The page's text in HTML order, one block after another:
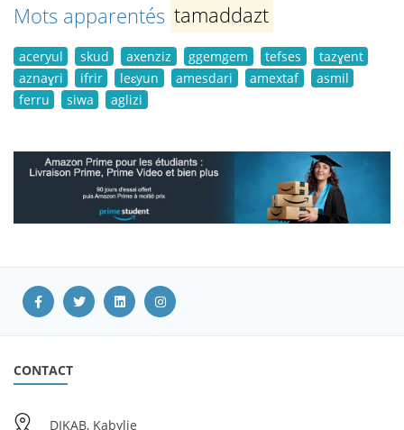
Mots apparentés tamaddazt
aceryul skud axenziz ggemgem tefses
tazɣent
aznaɣri
ifrir leɛyun amesdari amextaf
asmil
ferru
siwa aglizi
CONTACT
DIKAB, Kabylie